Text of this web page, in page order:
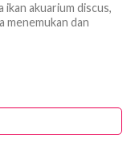
ikan akuarium discus,
menemukan dan